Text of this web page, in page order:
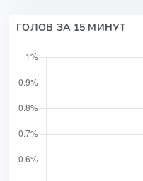
ГОЛОВ ЗА 15 МИНУТ